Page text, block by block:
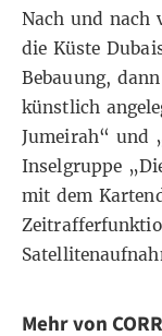
Nach und nach
die Küste
Bebauung,
künstlich
Jumeirah“ und
Inselgruppe
mit dem
Mehr von